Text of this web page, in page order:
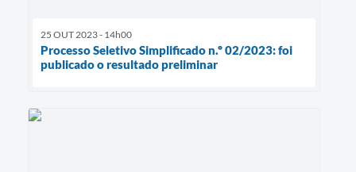
25 OUT 2023 - 14h00
Processo Seletivo Simplificado n.º 02/2023: foi
publicado o resultado preliminar